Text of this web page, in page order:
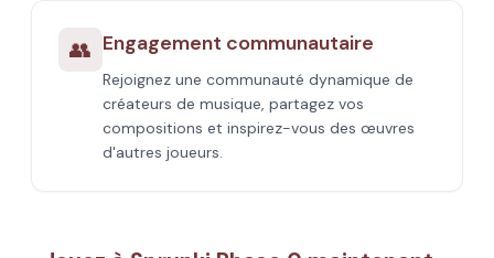
👥 Engagement communautaire
Rejoignez une communauté dynamique de
créateurs de musique, partagez vos
compositions et inspirez-vous des œuvres
d'autres joueurs.